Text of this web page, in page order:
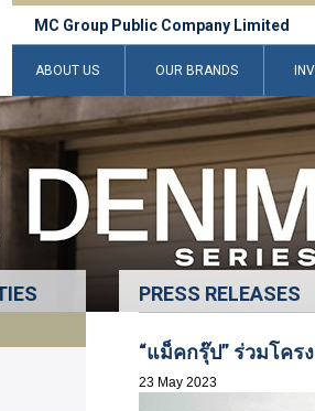
MC Group Public Company Limited
ABOUT US OUR BRANDS
PRESS RELEASES
“แม็คกรุ๊ป” ร่วมโค
23 May 2023